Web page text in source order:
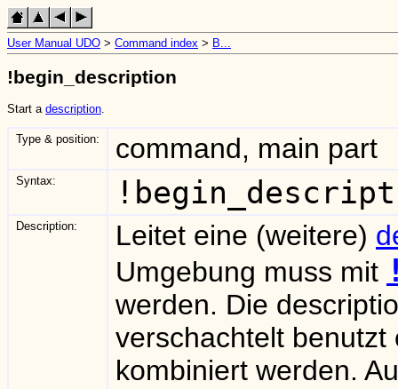
User Manual UDO > Command index > B...
!begin_description
Start a description
Type & position: command, main part
Syntax:
Description: Leitet eine (weitere)
Umgebung muss mit
werden. Die
verschachtelt
kombiniert werden.